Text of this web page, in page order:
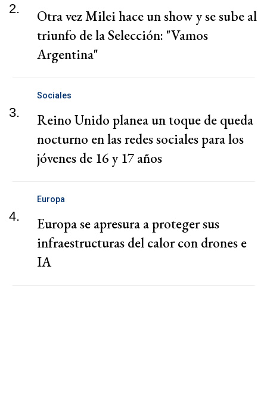
2.
Otra vez Milei hace un show y se sube al
triunfo de la Selección: "Vamos
Argentina"
3.
Sociales
Reino Unido planea un toque de queda
nocturno en las redes sociales para los
jóvenes de 16 y 17 años
4.
Europa
Europa se apresura a proteger sus
infraestructuras del calor con drones e
IA